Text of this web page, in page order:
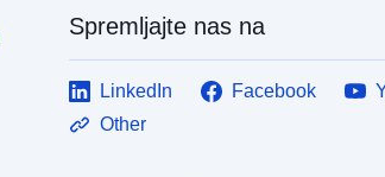
Spremljajte nas na
LinkedIn Facebook
Other